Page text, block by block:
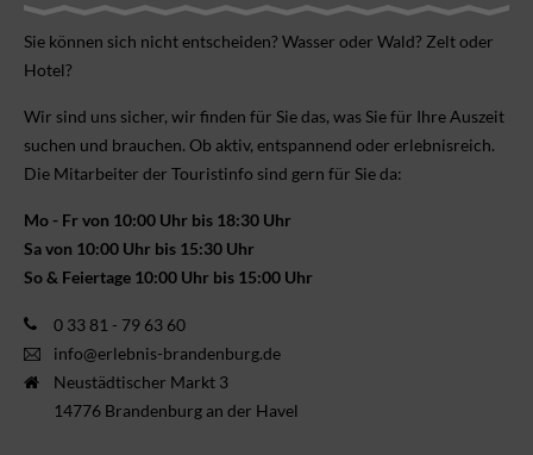
Sie können sich nicht ent­scheiden? Wasser oder Wald? Zelt oder
Hotel?
Wir sind uns sicher, wir finden für Sie das, was Sie für Ihre Aus­zeit
suchen und brauchen. Ob aktiv, ent­spannend oder erlebnis­reich.
Die Mitarbeiter der Touristinfo sind gern für Sie da:
Mo - Fr von 10:00 Uhr bis 18:30 Uhr
Sa von 10:00 Uhr bis 15:30 Uhr
So & Feiertage 10:00 Uhr bis 15:00 Uhr
0 33 81 - 79 63 60
info@erlebnis-brandenburg.de
Neustädtischer Markt 3
14776 Brandenburg an der Havel